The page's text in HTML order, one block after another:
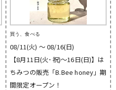
買う、食べる
08/11(火) 〜 08/16(日)
【8月11日(火･祝)～16日(日)】は
ちみつの販売「B.Bee honey」期
間限定オープン！